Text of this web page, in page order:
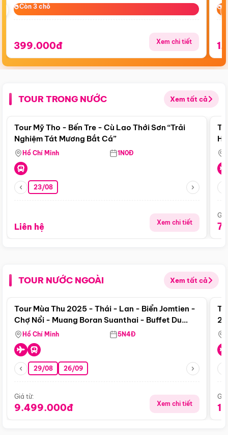
Còn 3 chỗ
Còn 3 chỗ
399.000đ Xem chi tiết
TOUR TRONG NƯỚC Xem tất cả
Điểm nổi bật
Tour Mỹ Tho - Bến Tre - Cù Lao Thới Sơn “Trải
Nghiệm Tát Mương Bắt Cá”
Hồ Chí Minh 1N0Đ
23/08
Liên hệ Xem chi tiết
TOUR NƯỚC NGOÀI Xem tất cả
Điểm nổi bật
Tour Mùa Thu 2025 - Thái - Lan - Biển Jomtien -
Chợ Nổi - Muang Boran Suanthai - Buffet Du
Thuyền Sông Chaophraya
Hồ Chí Minh 5N4Đ
29/08 26/09
Giá từ:
9.499.000đ Xem chi tiết